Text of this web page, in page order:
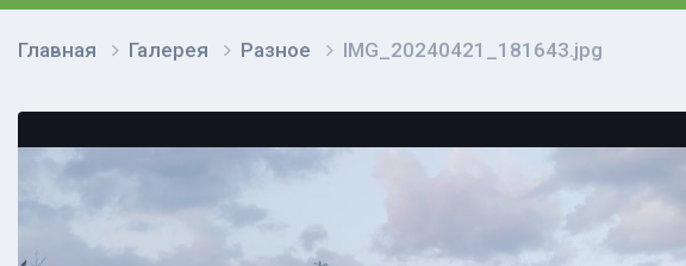
Главная Галерея Разное IMG_20240421_181643.jpg